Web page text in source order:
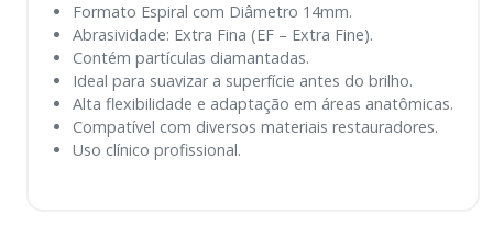
Formato Espiral com Diâmetro 14mm.
Abrasividade: Extra Fina (EF – Extra Fine).
Contém partículas diamantadas.
Ideal para suavizar a superfície antes do brilho.
Alta flexibilidade e adaptação em áreas anatômicas.
Compatível com diversos materiais restauradores.
Uso clínico profissional.